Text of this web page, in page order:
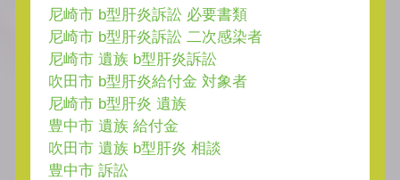
尼崎市 b型肝炎訴訟 必要書類
尼崎市 b型肝炎訴訟 二次感染者
尼崎市 遺族 b型肝炎訴訟
吹田市 b型肝炎給付金 対象者
尼崎市 b型肝炎 遺族
豊中市 遺族 給付金
吹田市 遺族 b型肝炎 相談
豊中市 訴訟